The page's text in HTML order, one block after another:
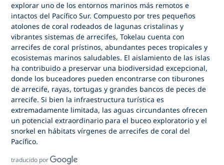
explorar uno de los entornos marinos más remotos e
intactos del Pacífico Sur. Compuesto por tres pequeños
atolones de coral rodeados de lagunas cristalinas y
vibrantes sistemas de arrecifes, Tokelau cuenta con
arrecifes de coral prístinos, abundantes peces tropicales y
ecosistemas marinos saludables. El aislamiento de las islas
ha contribuido a preservar una biodiversidad excepcional,
donde los buceadores pueden encontrarse con tiburones
de arrecife, rayas, tortugas y grandes bancos de peces de
arrecife. Si bien la infraestructura turística es
extremadamente limitada, las aguas circundantes ofrecen
un potencial extraordinario para el buceo exploratorio y el
snorkel en hábitats vírgenes de arrecifes de coral del
Pacífico.
traducido por